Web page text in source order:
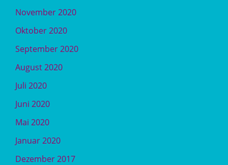
November 2020
Oktober 2020
September 2020
August 2020
Juli 2020
Juni 2020
Mai 2020
Januar 2020
Dezember 2017